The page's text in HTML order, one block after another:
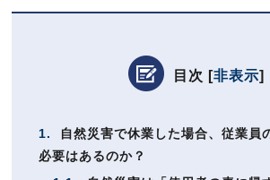
目次 [非表示]
1.
自然災害で休業した場合、従業員
必要はあるのか？